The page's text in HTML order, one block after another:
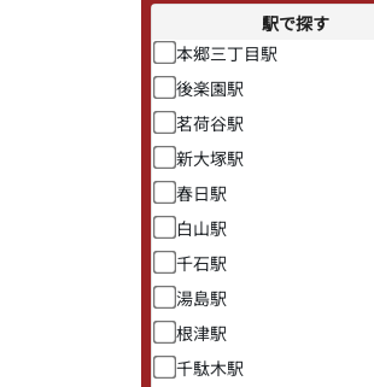
駅で探す
本郷三丁目駅
後楽園駅
茗荷谷駅
新大塚駅
春日駅
白山駅
千石駅
湯島駅
根津駅
千駄木駅